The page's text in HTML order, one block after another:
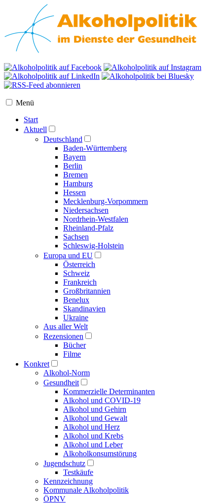
Menü
Start
Aktuell
Deutschland
Baden-Württemberg
Bayern
Berlin
Bremen
Hamburg
Hessen
Mecklenburg-Vorpommern
Niedersachsen
Nordrhein-Westfalen
Rheinland-Pfalz
Sachsen
Schleswig-Holstein
Europa und EU
Österreich
Schweiz
Frankreich
Großbritannien
Benelux
Skandinavien
Ukraine
Aus aller Welt
Rezensionen
Bücher
Filme
Konkret
Alkohol-Norm
Gesundheit
Kommerzielle Determinanten
Alkohol und COVID-19
Alkohol und Gehirn
Alkohol und Gewalt
Alkohol und Herz
Alkohol und Krebs
Alkohol und Leber
Alkoholkonsumstörung
Jugendschutz
Testkäufe
Kennzeichnung
Kommunale Alkoholpolitik
ÖPNV